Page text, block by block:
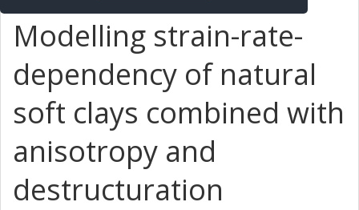
Modelling strain-rate-
dependency of natural
soft clays combined with
anisotropy and
destructuration